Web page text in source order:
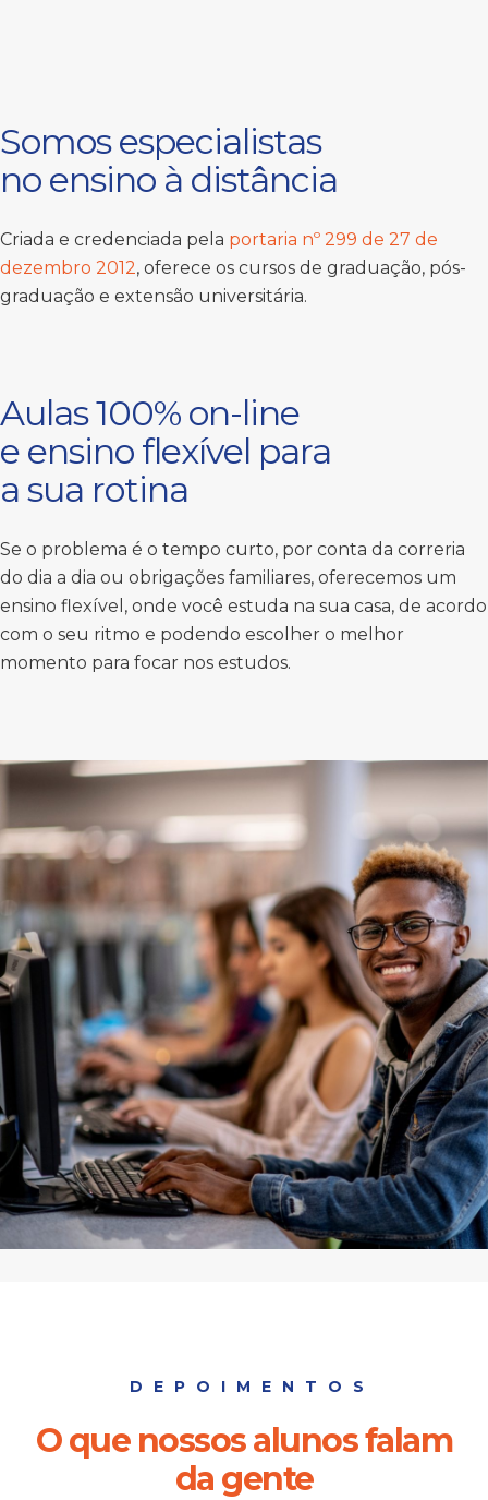
Somos especialistas
no ensino à distância
Criada e credenciada pela portaria nº 299 de 27 de
dezembro 2012, oferece os cursos de graduação, pós-
graduação e extensão universitária.
Aulas 100% on-line
e ensino flexível para
a sua rotina
Se o problema é o tempo curto, por conta da correria
do dia a dia ou obrigações familiares, oferecemos um
ensino flexível, onde você estuda na sua casa, de acordo
com o seu ritmo e podendo escolher o melhor
momento para focar nos estudos.
DEPOIMENTOS
O que nossos alunos falam
da gente